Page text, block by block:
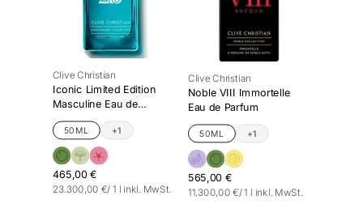
Clive Christian
Iconic Limited Edition
Masculine Eau de
Parfum
50ML +1
465,00 €
Stückpreis
23.300,00 €/
pro 1 l inkl. MwSt.
Clive Christian
Noble VIII Immortelle
Eau de Parfum
50ML +1
565,00 €
Stückpreis
11.300,00 €/
pro 1 l inkl. MwSt.